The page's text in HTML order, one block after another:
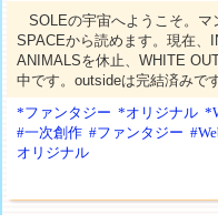
SOLEの宇宙へようこそ。マ
SPACEから読めます。現在、
ANIMALSを休止、WHITE
中です。outsideは完結済みです
*ファンタジー *オリジナル
#一次創作 #ファンタジー
オリジナル